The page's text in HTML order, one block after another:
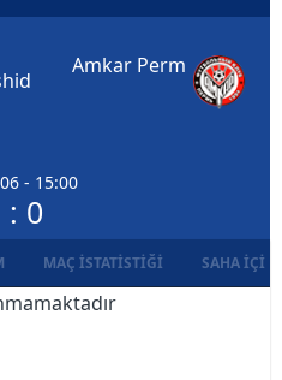
- 15:00
: 0
Amkar Perm
MAÇ İSTATISTIĞI SAHA İÇI